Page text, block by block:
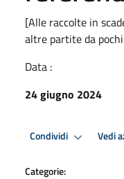
[Alle raccolte in
altre partite da
Data :
24 giugno 2024
Condividi Vedi
Categorie: